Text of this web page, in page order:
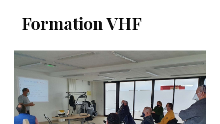
Formation VHF